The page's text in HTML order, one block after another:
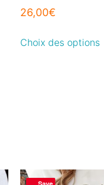
26,00€
Choix des options